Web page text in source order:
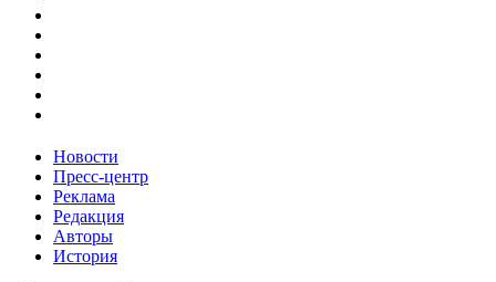
Новости
Пресс-центр
Реклама
Редакция
Авторы
История